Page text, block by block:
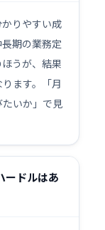
りやすい成
期の業務定
うが、結果
ます。「月
いか」で見
ードルはあ